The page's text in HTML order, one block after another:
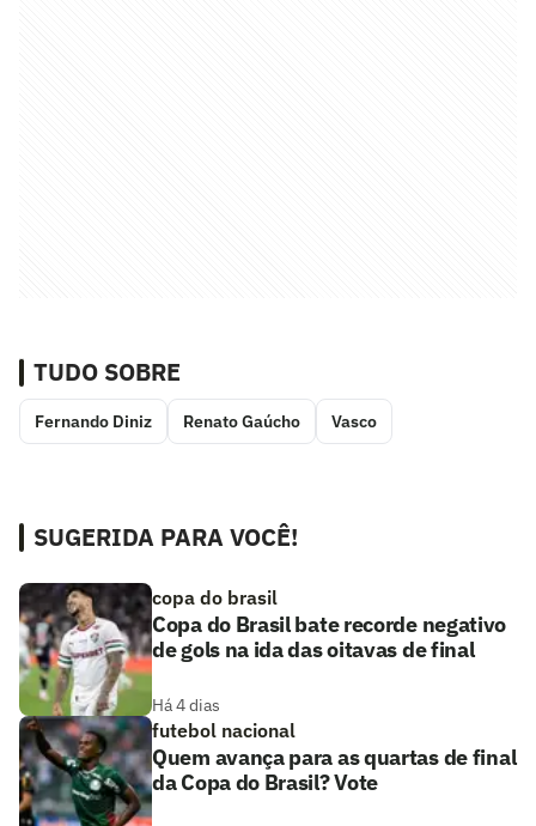
TUDO SOBRE
Fernando Diniz Renato Gaúcho Vasco
SUGERIDA PARA VOCÊ!
copa do brasil
Copa do Brasil bate recorde negativo
de gols na ida das oitavas de final
Há 4 dias
futebol nacional
Quem avança para as quartas de final
da Copa do Brasil? Vote